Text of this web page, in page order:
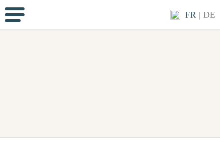
FR | DE